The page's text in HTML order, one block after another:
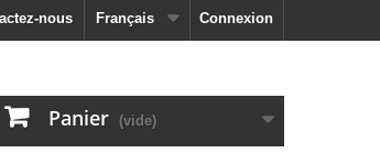
Connexion
Français
nous
Panier (vide)